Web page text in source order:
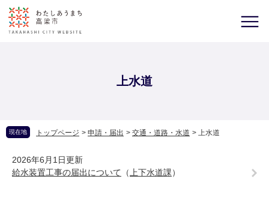
上水道
現在地 トップページ > 申請・届出 > 交通・道路・水道 > 上水道
2026年6月1日更新
給水装置工事の届出について （ 上下水道課）